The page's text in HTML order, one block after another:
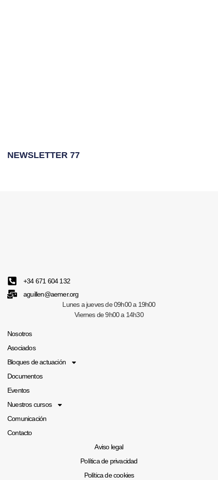
NEWSLETTER 77
+34 671 604 132
aguillen@aemer.org
Lunes a jueves de 09h00 a 19h00
Viernes de 9h00 a 14h30
Nosotros
Asociados
Bloques de actuación
Documentos
Eventos
Nuestros cursos
Comunicación
Contacto
Aviso legal
Política de privacidad
Política de cookies